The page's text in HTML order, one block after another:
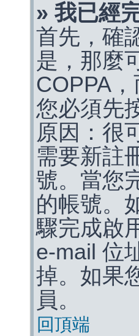
» 我已經
首先，確
是，那麼
COPPA
您必須先
原因：很
需要新註
號。當您
的帳號。
驟完成啟
e-mail 位
掉。如果
員。
回頂端